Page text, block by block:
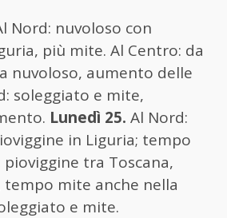
Nord: nuvoloso con
più mite. Al Centro: da
nuvoloso, aumento delle
soleggiato e mite,
Lunedì 25. Al Nord:
in Liguria; tempo
tra Toscana,
tempo mite anche nella
e mite.